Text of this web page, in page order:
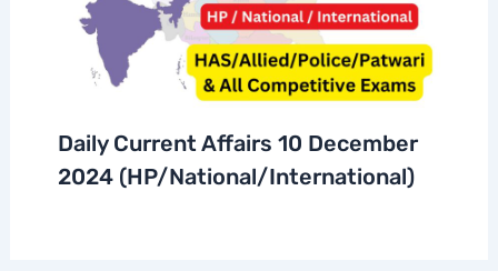
Daily Current Affairs 10 December
2024 (HP/National/International)